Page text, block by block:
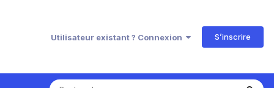
Utilisateur existant ? Connexion S’inscrire